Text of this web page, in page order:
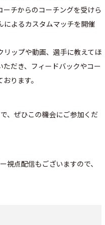
チからのコーチングを受けら
によるカスタムマッチを開催
ップや動画、選手に教えてほ
だき、フィードバックやコー
ります。
、ぜひこの機会にご参加くだ
視点配信もございますので、